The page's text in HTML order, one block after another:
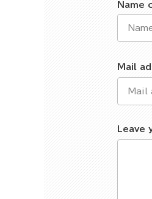
Name
Mail
Leave